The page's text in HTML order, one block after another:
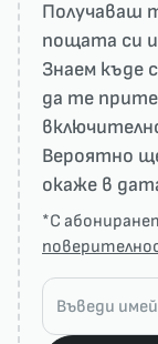
Получаваш
пощата си
Знаем къде
да те
Вероятно
окаже в
*С